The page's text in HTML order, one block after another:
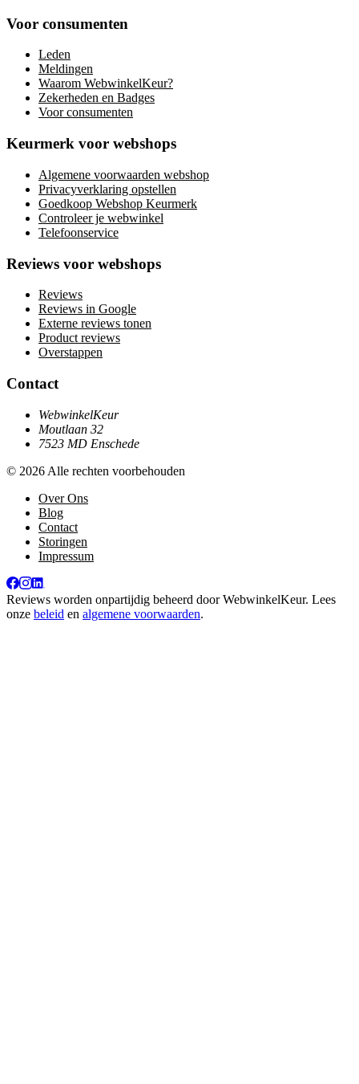
Voor consumenten
Leden
Meldingen
Waarom WebwinkelKeur?
Zekerheden en Badges
Voor consumenten
Keurmerk voor webshops
Algemene voorwaarden webshop
Privacyverklaring opstellen
Goedkoop Webshop Keurmerk
Controleer je webwinkel
Telefoonservice
Reviews voor webshops
Reviews
Reviews in Google
Externe reviews tonen
Product reviews
Overstappen
Contact
WebwinkelKeur
Moutlaan 32
7523 MD Enschede
© 2026 Alle rechten voorbehouden
Over Ons
Blog
Contact
Storingen
Impressum
Reviews worden onpartijdig beheerd doorWebwinkelKeur. Lees
onze beleid en algemene voorwaarden.